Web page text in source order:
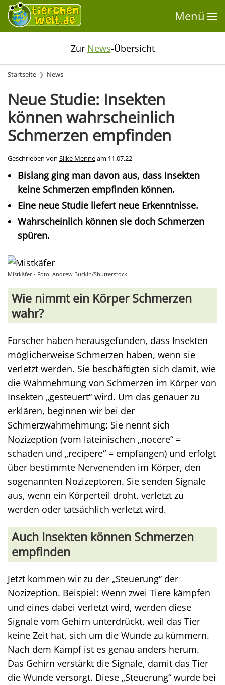
Menü
Zur News-Übersicht
Startseite News
Neue Studie: Insekten
können wahrscheinlich
Schmerzen empfinden
Geschrieben von Silke Menneam 11.07.22
Bislang ging man davon aus, dass Insekten
keine Schmerzen empfinden können.
Eine neue Studie liefert neue Erkenntnisse.
Wahrscheinlich können sie doch Schmerzen
spüren.
Mistkäfer - Foto: Andrew Buckin/Shutterstock
Wie nimmt ein Körper Schmerzen
wahr?
Forscher haben herausgefunden, dass Insekten
möglicherweise Schmerzen haben, wenn sie
verletzt werden. Sie beschäftigten sich damit, wie
die Wahrnehmung von Schmerzen im Körper von
Insekten „gesteuert“ wird. Um das genauer zu
erklären, beginnen wir bei der
Schmerzwahrnehmung: Sie nennt sich
Nozizeption (vom lateinischen „nocere“ =
schaden und „recipere“ = empfangen) und erfolgt
über bestimmte Nervenenden im Körper, den
sogenannten Nozizeptoren. Sie senden Signale
aus, wenn ein Körperteil droht, verletzt zu
werden oder tatsächlich verletzt wird.
Auch Insekten können Schmerzen
empfinden
Jetzt kommen wir zu der „Steuerung“ der
Nozizeption. Beispiel: Wenn zwei Tiere kämpfen
und eines dabei verletzt wird, werden diese
Signale vom Gehirn unterdrückt, weil das Tier
keine Zeit hat, sich um die Wunde zu kümmern.
Nach dem Kampf ist es genau anders herum.
Das Gehirn verstärkt die Signale, damit das Tier
die Wunde versorgt. Diese „Steuerung“ wurde bei